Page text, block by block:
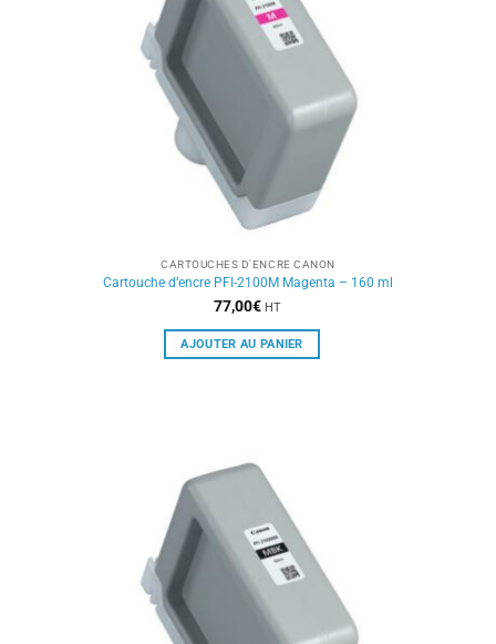
CARTOUCHES D'ENCRE CANON
Cartouche d’encre PFI-2100M Magenta – 160 ml
77,00€ HT
AJOUTER AU PANIER